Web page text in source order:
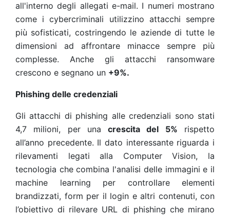
all'interno degli allegati e-mail. I numeri mostrano
come i cybercriminali utilizzino attacchi sempre
più sofisticati, costringendo le aziende di tutte le
dimensioni ad affrontare minacce sempre più
complesse. Anche gli attacchi ransomware
crescono e segnano un +9%.
Phishing delle credenziali
Gli attacchi di phishing alle credenziali sono stati
4,7 milioni, per unacrescita del 5% rispetto
all’anno precedente. Il dato interessante riguarda i
rilevamenti legati alla Computer Vision, la
tecnologia che combina l'analisi delle immagini e il
machine learning per controllare elementi
brandizzati, form per il login e altri contenuti, con
l’obiettivo di rilevare URL di phishing che mirano